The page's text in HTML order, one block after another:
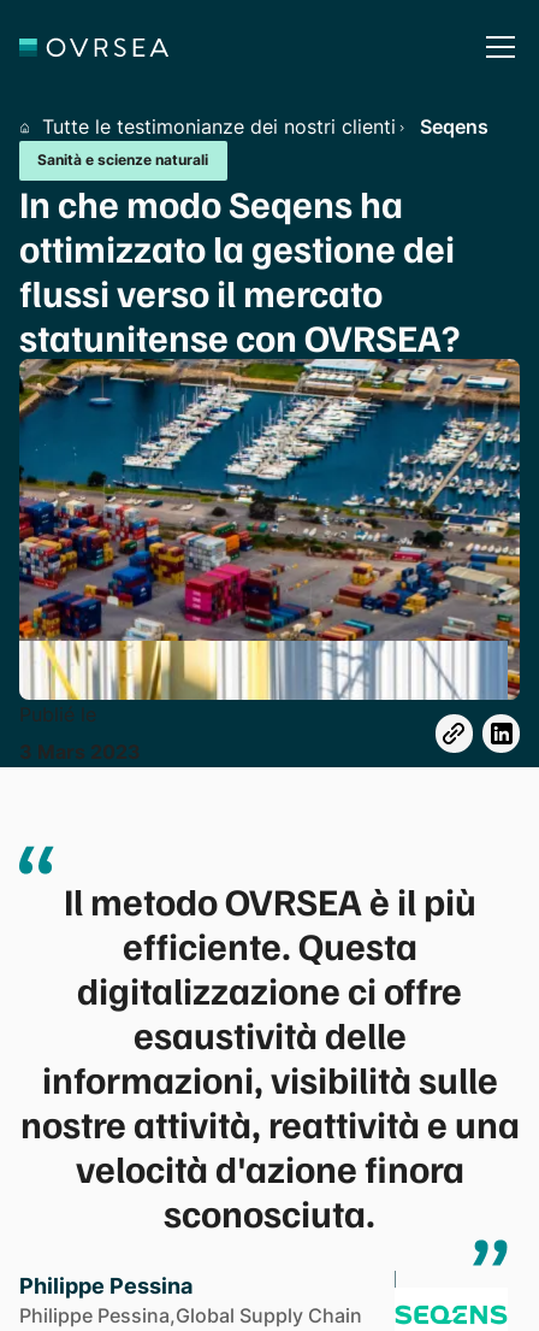
Tutte le testimonianze dei nostri clienti Seqens
Sanità e scienze naturali
In che modo Seqens ha
ottimizzato la gestione dei
flussi verso il mercato
statunitense con OVRSEA?
Publié le
3 Mars 2023
Il metodo OVRSEA è il più
efficiente. Questa
digitalizzazione ci offre
esaustività delle
informazioni, visibilità sulle
nostre attività, reattività e una
velocità d'azione finora
sconosciuta.
Philippe Pessina
Philippe Pessina,Global Supply Chain